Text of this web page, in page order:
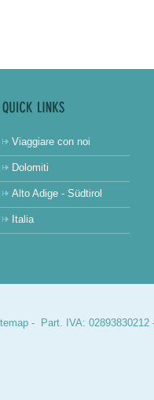
Viaggiare con noi
Dolomiti
Alto Adige - Südtirol
Italia
- Part. IVA: 02893830212